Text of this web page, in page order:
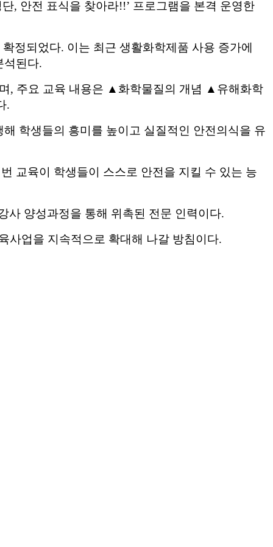
단, 안전 표식을 찾아라!!’ 프로그램을 본격 운영한
확정되었다. 이는 최근 생활화학제품 사용 증가에
석된다.
, 주요 교육 내용은 ▲ 화학물질의 개념 ▲ 유해화학
.
학생들의 흥미를 높이고 실질적인 안전의식을 유
교육이 학생들이 스스로 안전을 지킬 수 있는 능
사 양성과정을 통해 위촉된 전문 인력이다.
사업을 지속적으로 확대해 나갈 방침이다.